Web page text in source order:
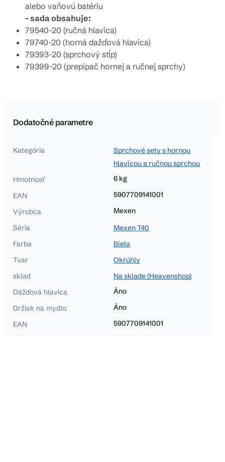
alebo vaňovú batériu
- sada obsahuje:
79540-20 (ručná hlavica)
79740-20 (horná dažďová hlavica)
79393-20 (sprchový stĺp)
79399-20 (prepípač hornej a ručnej sprchy)
Dodatočné parametre
Kategória
Sprchové sety s hornou
hlavicou a ručnou sprchou
Hmotnosť
6 kg
EAN
5907709141001
Výrobca
Mexen
Séria
Mexen T40
Farba
Biela
Tvar
Okrúhly
sklad
Na sklade (Heavenshop)
Dážďová hlavica
Áno
Držiak na mydlo
Áno
EAN
5907709141001